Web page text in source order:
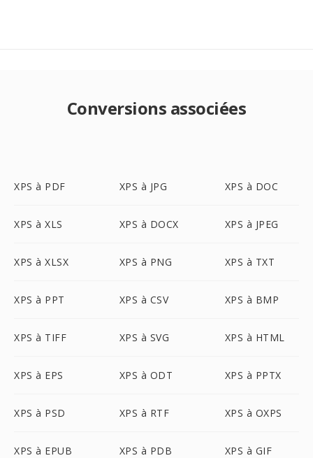
Conversions associées
XPS à PDF XPS à JPG XPS à DOC
XPS à XLS XPS à DOCX XPS à JPEG
XPS à XLSX XPS à PNG XPS à TXT
XPS à PPT XPS à CSV XPS à BMP
XPS à TIFF XPS à SVG XPS à HTML
XPS à EPS XPS à ODT XPS à PPTX
XPS à PSD XPS à RTF XPS à OXPS
XPS à EPUB XPS à PDB XPS à GIF